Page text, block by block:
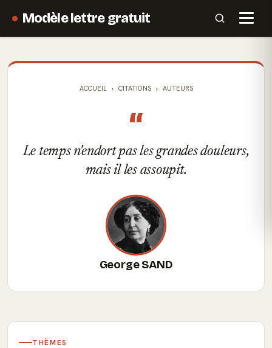
Modèle lettre gratuit
ACCUEIL CITATIONS AUTEURS
“
Le temps n'endort pas les grandes douleurs,
mais il les assoupit.
George SAND
THÈMES